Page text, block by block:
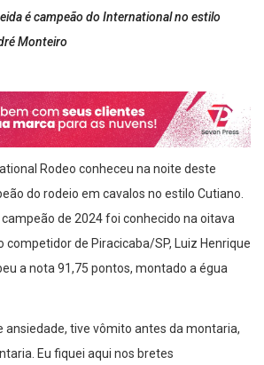
é campeão do International no estilo
Monteiro
Rodeo conheceu na noite deste
do rodeio em cavalos no estilo Cutiano.
de 2024 foi conhecido na oitava
competidor de Piracicaba/SP, Luiz Henrique
a nota 91,75 pontos, montado a égua
ansiedade, tive vômito antes da montaria,
Eu fiquei aqui nos bretes